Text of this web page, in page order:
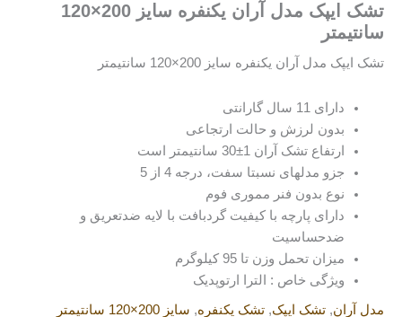
تشک ایپک مدل آران یکنفره سایز 200×120
سانتیمتر
تشک ایپک مدل آران یکنفره سایز 200×120 سانتیمتر
دارای 11 سال گارانتی
بدون لرزش و حالت ارتجاعی
ارتفاع تشک آران 1±30 سانتیمتر است
جزو مدلهای نسبتا سفت، درجه 4 از 5
نوع بدون فنر مموری فوم
دارای پارچه با کیفیت گردبافت با لایه ضدتعریق و
ضدحساسیت
میزان تحمل وزن تا 95 کیلوگرم
ویژگی خاص : الترا ارتوپدیک
مدل آران, تشک ایپک, تشک یکنفره, سایز 200×120 سانتیمتر